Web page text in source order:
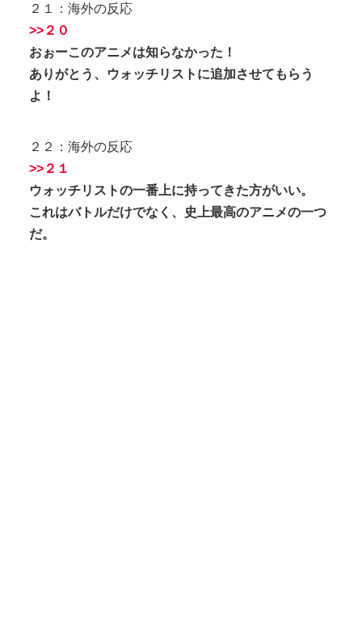
２１：海外の反応
>>２０
おぉーこのアニメは知らなかった！
ありがとう、ウォッチリストに追加させてもらう
よ！
２２：海外の反応
>>２１
ウォッチリストの一番上に持ってきた方がいい。
これはバトルだけでなく、史上最高のアニメの一つ
だ。